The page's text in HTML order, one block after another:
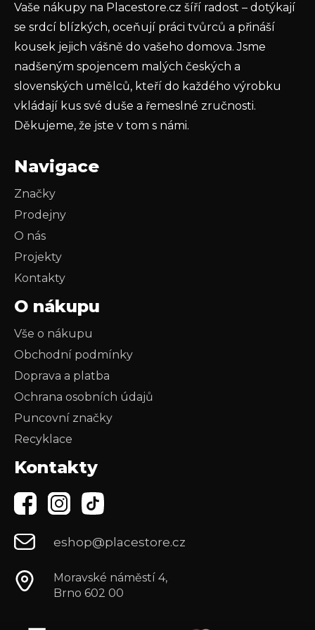
PŘIHLÁSIT SE
Vaše nákupy na Placestore.cz šíří radost – dotýkají
se srdcí blízkých, oceňují práci tvůrců a přináší
kousek jejich vášně do vašeho domova. Jsme
nadšeným spojencem malých českých a
slovenských umělců, kteří do každého výrobku
vkládají kus své duše a řemeslné zručnosti.
Děkujeme, že jste v tom s námi.
Navigace
Značky
Prodejny
O nás
Projekty
Kontakty
O nákupu
Vše o nákupu
Obchodní podmínky
Doprava a platba
Ochrana osobních údajů
Puncovní značky
Recyklace
Kontakty
eshop@placestore.cz
Moravské náměstí 4,
Brno 602 00